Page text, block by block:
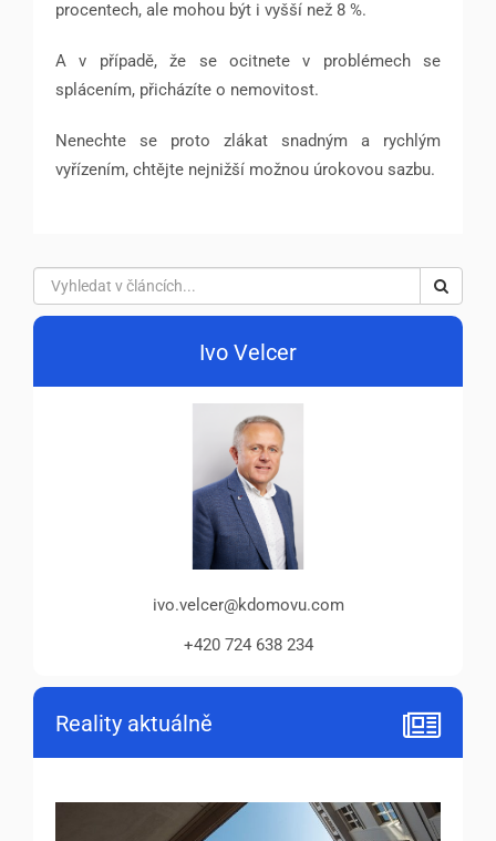
procentech, ale mohou být i vyšší než 8 %.
A v případě, že se ocitnete v problémech se
splácením, přicházíte o nemovitost.
Nenechte se proto zlákat snadným a rychlým
vyřízením, chtějte nejnižší možnou úrokovou sazbu.
Ivo Velcer
ivo.velcer@kdomovu.com
+420 724 638 234
Reality aktuálně